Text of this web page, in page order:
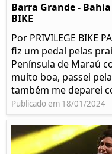
Barra Grande -
BIKE
Por PRIVILEGE BIKE
fiz um pedal pelas
Península de Maraú
muito boa, passei
também me deparei
Publicado em 18/01/2024